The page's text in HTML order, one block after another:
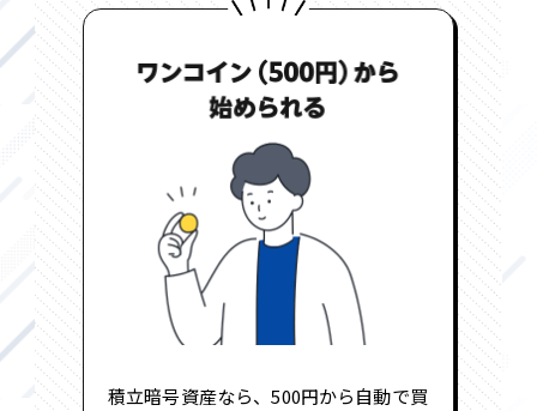
積立暗号資産なら、500円から自動で買